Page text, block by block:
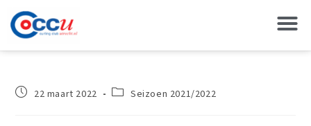
22 maart 2022 Seizoen 2021/2022